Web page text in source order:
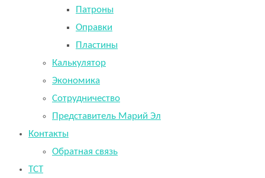
Патроны
Оправки
Пластины
Калькулятор
Экономика
Сотрудничество
Представитель Марий Эл
Контакты
Обратная связь
TCT